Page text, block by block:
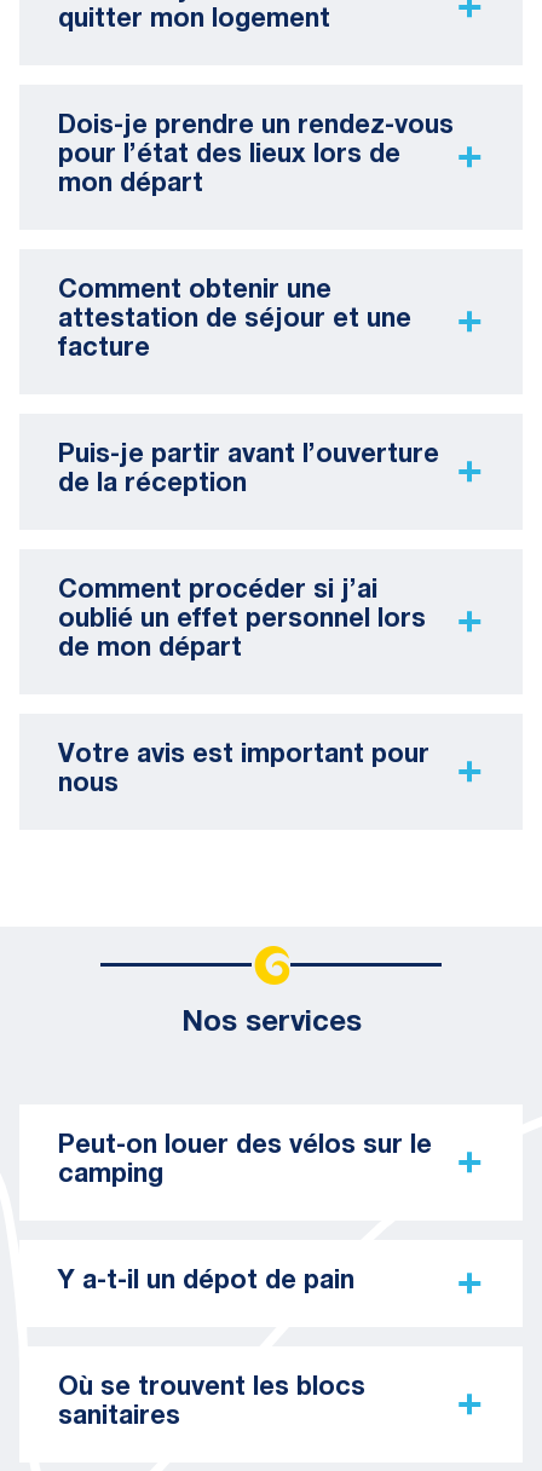
quitter mon logement
Dois-je prendre un rendez-vous
pour l’état des lieux lors de
mon départ
Comment obtenir une
attestation de séjour et une
facture
Puis-je partir avant l’ouverture
de la réception
Comment procéder si j’ai
oublié un effet personnel lors
de mon départ
Votre avis est important pour
nous
Nos services
Peut-on louer des vélos sur le
camping
Y a-t-il un dépot de pain
Où se trouvent les blocs
sanitaires